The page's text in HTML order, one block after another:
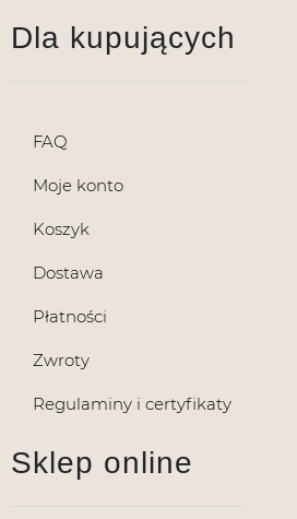
Dla kupujących
FAQ
Moje konto
Koszyk
Dostawa
Płatności
Zwroty
Regulaminy i certyfikaty
Sklep online